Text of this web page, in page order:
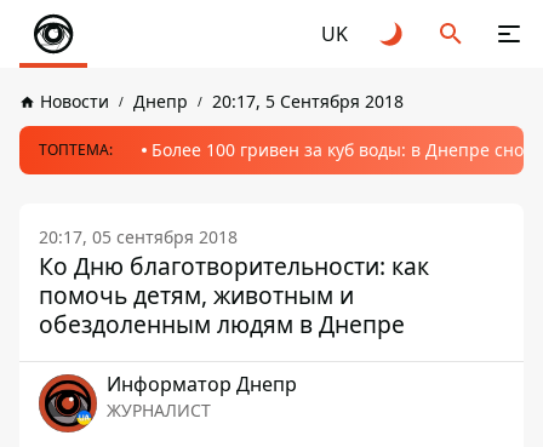
UK
Новости Днепр 20:17, 5 Сентября 2018
ТОПТЕМА: Более 100 гривен за куб воды: в Днепре
20:17, 05 сентября 2018
Ко Дню благотворительности: как
помочь детям, животным и
обездоленным людям в Днепре
Информатор Днепр
ЖУРНАЛИСТ